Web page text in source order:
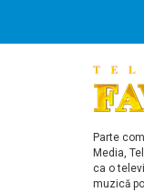
Parte
Media,
ca o
muzică